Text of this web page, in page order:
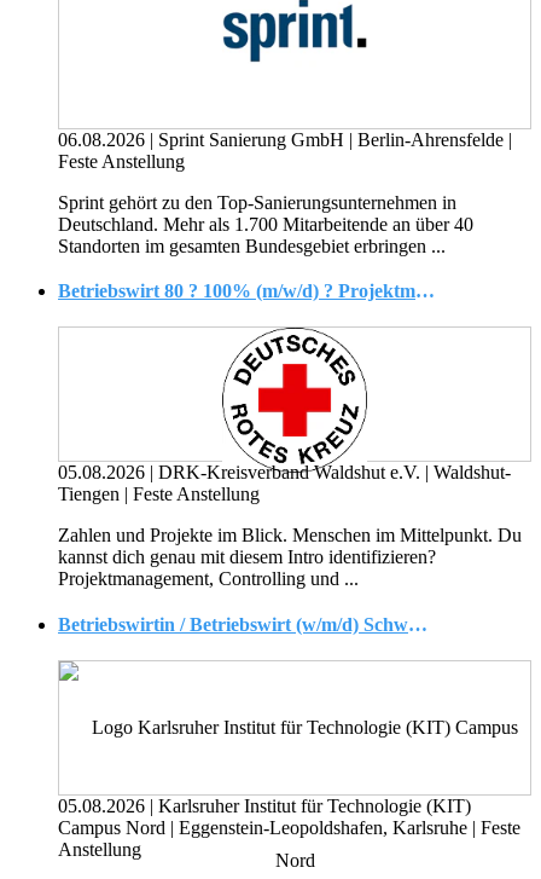
06.08.2026 | Sprint Sanierung GmbH | Berlin-Ahrensfelde |
Feste Anstellung
Sprint gehört zu den Top-Sanierungsunternehmen in
Deutschland. Mehr als 1.700 Mitarbeitende an über 40
Standorten im gesamten Bundesgebiet erbringen ...
Betriebswirt 80 ? 100% (m/w/d) ? Projektmanagement, Controlling & Reporting ?
05.08.2026 | DRK-Kreisverband Waldshut e.V. | Waldshut-
Tiengen | Feste Anstellung
Zahlen und Projekte im Blick. Menschen im Mittelpunkt. Du
kannst dich genau mit diesem Intro identifizieren?
Projektmanagement, Controlling und ...
Betriebswirtin / Betriebswirt (w/m/d) Schwerpunkt Steuern und Bilanzen
05.08.2026 | Karlsruher Institut für Technologie (KIT)
Campus Nord | Eggenstein-Leopoldshafen, Karlsruhe | Feste
Anstellung